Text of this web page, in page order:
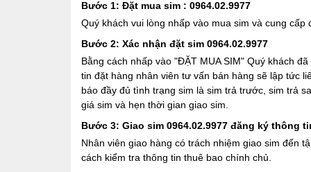
Bước 1: Đặt mua sim : 0964.02.9977
Quý khách vui lòng nhấp vào mua sim và cung
Bước 2: Xác nhận đặt sim 0964.02.9977
Bằng cách nhấp vào "ĐẶT MUA SIM" Quý khách
tin đặt hàng nhân viên tư vấn bán hàng sẽ lập tức
báo đầy đủ tình trạng sim là sim trả trước, sim trả
giá sim và hẹn thời gian giao sim.
Bước 3: Giao sim 0964.02.9977 đăng ký thông
Nhân viên giao hàng có trách nhiệm giao sim đến
cách kiểm tra thông tin thuê bao chính chủ.